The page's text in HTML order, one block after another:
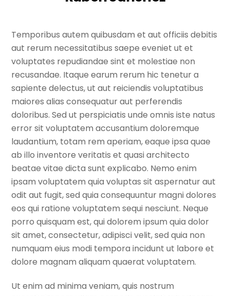
Temporibus autem quibusdam et aut officiis debitis
aut rerum necessitatibus saepe eveniet ut et
voluptates repudiandae sint et molestiae non
recusandae. Itaque earum rerum hic tenetur a
sapiente delectus, ut aut reiciendis voluptatibus
maiores alias consequatur aut perferendis
doloribus. Sed ut perspiciatis unde omnis iste natus
error sit voluptatem accusantium doloremque
laudantium, totam rem aperiam, eaque ipsa quae
ab illo inventore veritatis et quasi architecto
beatae vitae dicta sunt explicabo. Nemo enim
ipsam voluptatem quia voluptas sit aspernatur aut
odit aut fugit, sed quia consequuntur magni dolores
eos qui ratione voluptatem sequi nesciunt. Neque
porro quisquam est, qui dolorem ipsum quia dolor
sit amet, consectetur, adipisci velit, sed quia non
numquam eius modi tempora incidunt ut labore et
dolore magnam aliquam quaerat voluptatem.
Ut enim ad minima veniam, quis nostrum